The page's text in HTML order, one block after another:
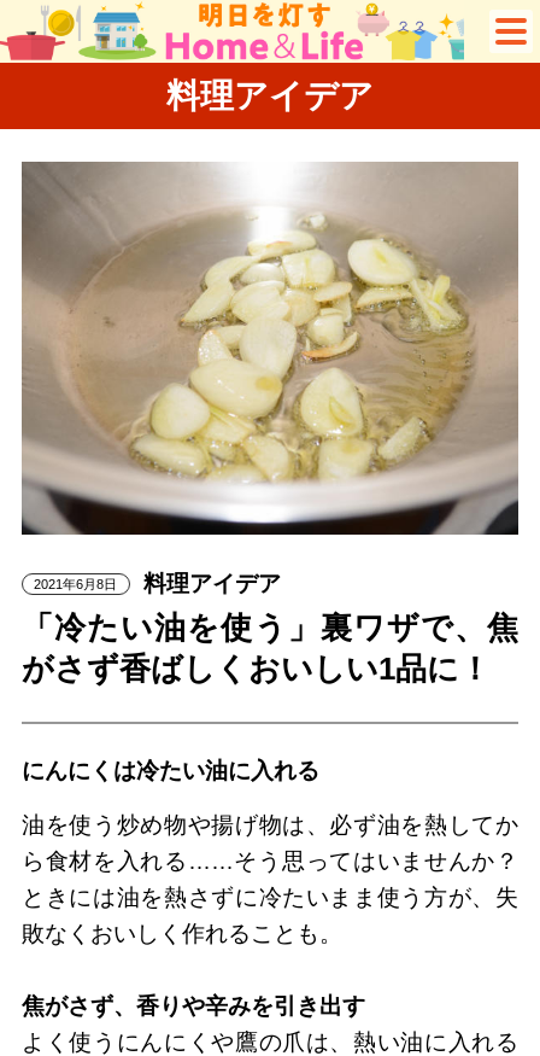
料理アイデア
2021年6月8日 料理アイデア
「冷たい油を使う」裏ワザで、焦
がさず香ばしくおいしい1品に！
にんにくは冷たい油に入れる
油を使う炒め物や揚げ物は、必ず油を熱してか
ら食材を入れる……そう思ってはいませんか？
ときには油を熱さずに冷たいまま使う方が、失
敗なくおいしく作れることも。
焦がさず、香りや辛みを引き出す
よく使うにんにくや鷹の爪は、熱い油に入れる